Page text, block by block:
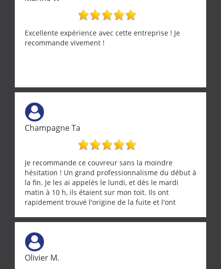
Excellente expérience avec cette entreprise ! Je
recommande vivement !
Champagne Ta
Je recommande ce couvreur sans la moindre
hésitation ! Un grand professionnalisme du début à
la fin. Je les ai appelés le lundi, et dès le mardi
matin à 10 h, ils étaient sur mon toit. Ils ont
rapidement trouvé l'origine de la fuite et l'ont
Une équipe sérieuse, réactive et compétente. C'est
vraiment rassurant de pouvoir compter sur des
artisans aussi professionnels. Merci encore !
Olivier M.